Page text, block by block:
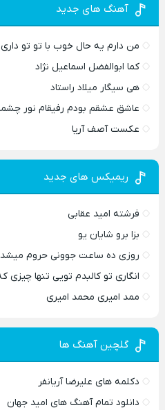
آهنگ های جدید
من دارم یه حال خوب با تو تو داری
کما ابوالفضل اسماعیل نژاد
هی سیگار میلاد راستاد
عاشق عشقم بودم رفیقام نور
عکست آصف آریا
ریمیکس های جدید
فرشته امید عقابی
بزا برو شایان یو
روزی ده ساعت جوونی حروم میشد
انگاری تو کالبدم تویی تنها چیزی
ممد امیری محمد امیری
گلچین آهنگ ها
دکلمه های علیرضا آریانفر
دانلود تمام آهنگ های امید جهان